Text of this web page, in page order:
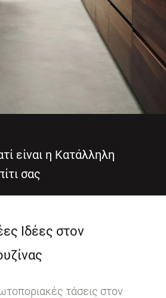
είναι η Κατάλληλη
σας
Ιδέες στον
τάσεις στον